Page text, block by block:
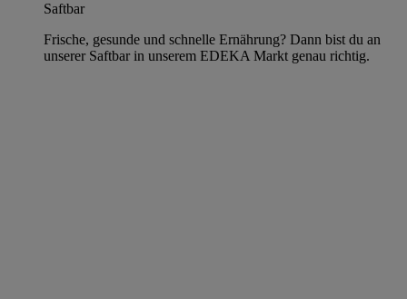
Saftbar
Frische, gesunde und schnelle Ernährung? Dann bist du an
unserer Saftbar in unserem EDEKA Markt genau richtig.